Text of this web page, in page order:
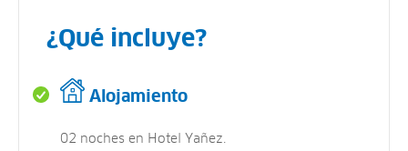
¿Qué incluye?
Alojamiento
02 noches en Hotel Yañez.